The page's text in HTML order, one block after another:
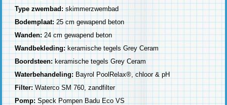
Type zwembad:skimmerzwembad
Bodemplaat:25 cm gewapend beton
Wanden:24 cm gewapend beton
Wandbekleding:keramische tegels Grey Ceram
Boordsteen: keramische tegels Grey Ceram
Waterbehandeling: Bayrol PoolRelax®, chloor & pH
Filter:Waterco SM 760, zandfilter
Pomp: Speck Pompen Badu Eco VS